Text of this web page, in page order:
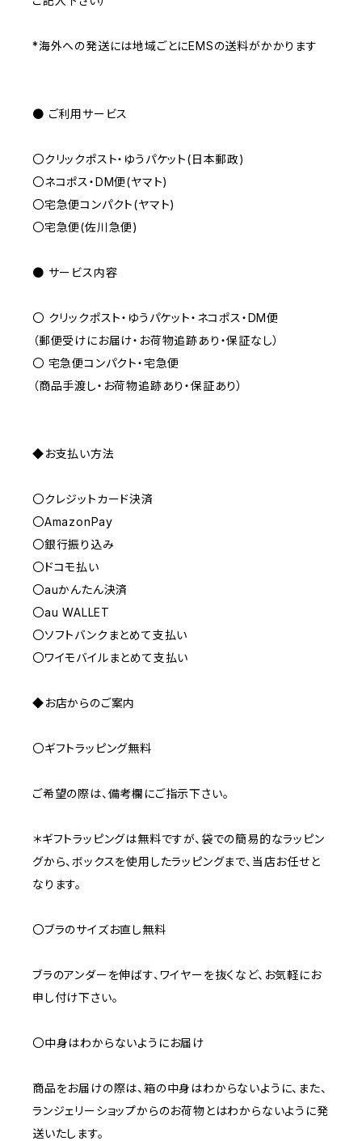
*海外への発送には地域ごとにEMSの送料がかかります
● ご利用サービス
〇クリックポスト・ゆうパケット(日本郵政)
〇ネコポス・DM便(ヤマト)
〇宅急便コンパクト(ヤマト)
〇宅急便(佐川急便)
● サービス内容
〇 クリックポスト・ゆうパケット・ネコポス・DM便
（郵便受けにお届け・お荷物追跡あり・保証なし）
〇 宅急便コンパクト・宅急便
（商品手渡し・お荷物追跡あり・保証あり）
◆お支払い方法
〇クレジットカード決済
〇AmazonPay
〇銀行振り込み
〇ドコモ払い
〇auかんたん決済
〇au WALLET
〇ソフトバンクまとめて支払い
〇ワイモバイルまとめて支払い
◆お店からのご案内
〇ギフトラッピング無料
ご希望の際は、備考欄にご指示下さい。
＊ギフトラッピングは無料ですが、袋での簡易的なラッピン
グから、ボックスを使用したラッピングまで、当店お任せと
なります。
〇ブラのサイズお直し無料
ブラのアンダーを伸ばす、ワイヤーを抜くなど、お気軽にお
申し付け下さい。
〇中身はわからないようにお届け
商品をお届けの際は、箱の中身はわからないように、また、
ランジェリーショップからのお荷物とはわからないように発
送いたします。